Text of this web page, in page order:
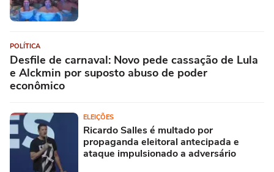
POLÍTICA
Desfile de carnaval: Novo pede cassação de Lula
e Alckmin por suposto abuso de poder
econômico
ELEIÇÕES
Ricardo Salles é multado por
propaganda eleitoral antecipada e
ataque impulsionado a adversário